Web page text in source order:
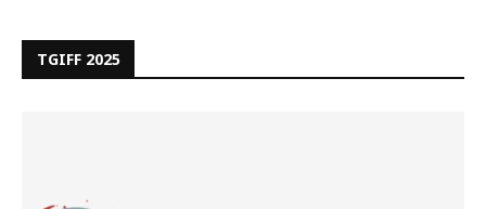
TGIFF 2025